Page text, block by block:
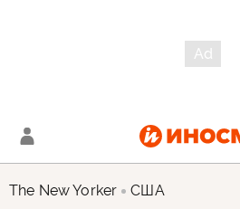
The New Yorker США